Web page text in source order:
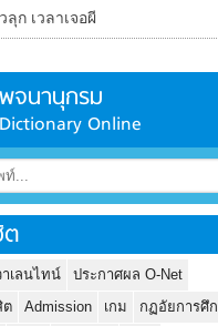
ก เวลาเจอผี
พจนานุกรม
Dictionary Online
เลนไทน์
ประกาศผล O-Net
ต
Admission เกม
กฏอัยการศึก